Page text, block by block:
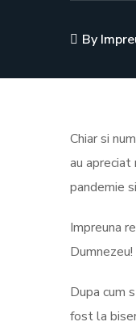
By
Chiar si
au apreciat
pandemie
Impreuna
Dumnezeu!
Dupa cum
fost la